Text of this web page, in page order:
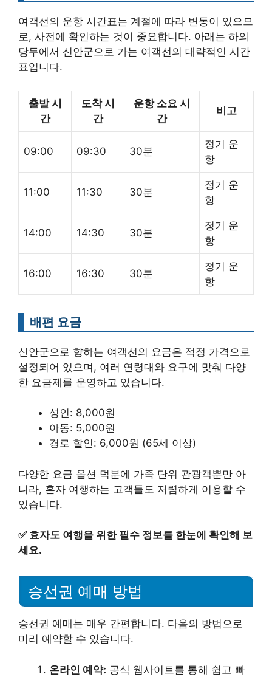
여객선의 운항 시간표는 계절에 따라 변동이 있으므
로, 사전에 확인하는 것이 중요합니다. 아래는 하의
당두에서 신안군으로 가는 여객선의 대략적인 시간
표입니다.
출발 시
간
도착 시
간
운항 소요 시
간
비고
09:00 09:30 30분
정기 운
항
11:00 11:30 30분
정기 운
항
14:00 14:30 30분
정기 운
항
16:00 16:30 30분
정기 운
항
배편 요금
신안군으로 향하는 여객선의 요금은 적정 가격으로
설정되어 있으며, 여러 연령대와 요구에 맞춰 다양
한 요금제를 운영하고 있습니다.
성인: 8,000원
아동: 5,000원
경로 할인: 6,000원 (65세 이상)
다양한 요금 옵션 덕분에 가족 단위 관광객뿐만 아
니라, 혼자 여행하는 고객들도 저렴하게 이용할 수
있습니다.
✅ 효자도 여행을 위한 필수 정보를 한눈에 확인해 보
세요.
승선권 예매 방법
승선권 예매는 매우 간편합니다. 다음의 방법으로
미리 예약할 수 있습니다.
온라인 예약: 공식 웹사이트를 통해 쉽고 빠